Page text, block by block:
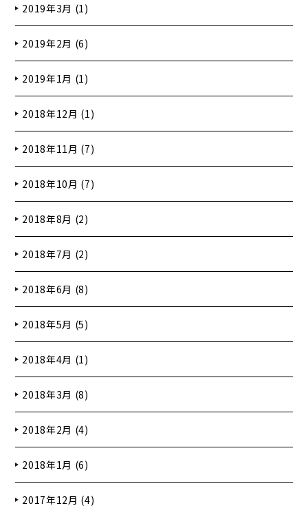
2019年3月 (1)
2019年2月 (6)
2019年1月 (1)
2018年12月 (1)
2018年11月 (7)
2018年10月 (7)
2018年8月 (2)
2018年7月 (2)
2018年6月 (8)
2018年5月 (5)
2018年4月 (1)
2018年3月 (8)
2018年2月 (4)
2018年1月 (6)
2017年12月 (4)